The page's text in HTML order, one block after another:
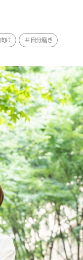
け 自分磨き